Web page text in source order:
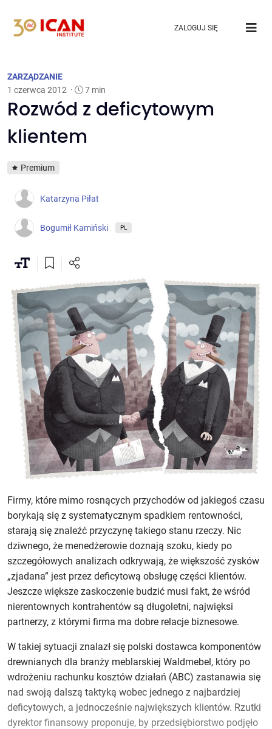
ZALOGUJ SIĘ
ZARZĄDZANIE
1 czerwca 2012 · 7 min
Rozwód z deficytowym
klientem
Premium
Katarzyna Piłat
Bogumił Kamiński PL
Firmy, które mimo rosnących przychodów od jakiegoś czasu
borykają się z systematycznym spadkiem rentowności,
starają się znaleźć przyczynę takiego stanu rzeczy. Nic
dziwnego, że menedżerowie doznają szoku, kiedy po
szczegółowych analizach odkrywają, że większość zysków
„zjadana” jest przez deficytową obsługę części klientów.
Jeszcze większe zaskoczenie budzić musi fakt, że wśród
nierentownych kontrahentów są długoletni, najwięksi
partnerzy, z którymi firma ma dobre relacje biznesowe.
W takiej sytuacji znalazł się polski dostawca komponentów
drewnianych dla branży meblarskiej Waldmebel, który po
wdrożeniu rachunku kosztów działań (ABC) zastanawia się
nad swoją dalszą taktyką wobec jednego z najbardziej
deficytowych, a jednocześnie największych klientów. Rzutki
dyrektor finansowy proponuje, by przedsiębiorstwo podjęło